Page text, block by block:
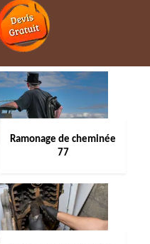
Ramonage de cheminée
77